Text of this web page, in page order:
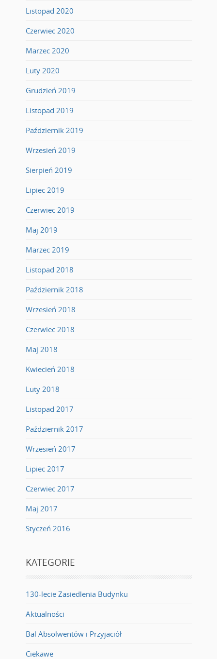
Listopad 2020
Czerwiec 2020
Marzec 2020
Luty 2020
Grudzień 2019
Listopad 2019
Październik 2019
Wrzesień 2019
Sierpień 2019
Lipiec 2019
Czerwiec 2019
Maj 2019
Marzec 2019
Listopad 2018
Październik 2018
Wrzesień 2018
Czerwiec 2018
Maj 2018
Kwiecień 2018
Luty 2018
Listopad 2017
Październik 2017
Wrzesień 2017
Lipiec 2017
Czerwiec 2017
Maj 2017
Styczeń 2016
KATEGORIE
130-lecie Zasiedlenia Budynku
Aktualności
Bal Absolwentów i Przyjaciół
Ciekawe